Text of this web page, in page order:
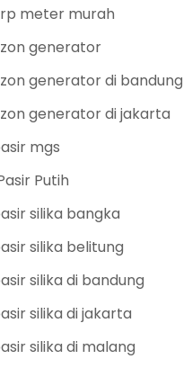
meter murah
generator
generator di bandung
generator di jakarta
mgs
Putih
silika bangka
silika belitung
silika di bandung
silika di jakarta
silika di malang